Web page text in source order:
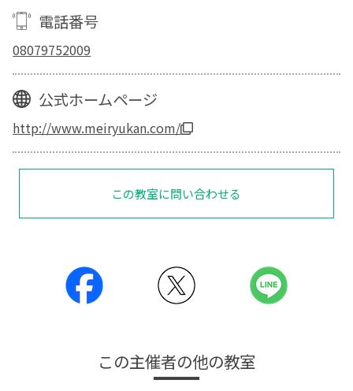
電話番号
08079752009
公式ホームページ
http://www.meiryukan.com/
この教室に問い合わせる
この主催者の他の教室